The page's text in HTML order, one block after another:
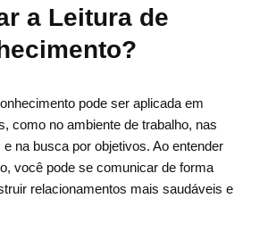
a Leitura de
pode ser aplicada em
como no ambiente de trabalho, nas
na busca por objetivos. Ao entender
você pode se comunicar de forma
relacionamentos mais saudáveis e